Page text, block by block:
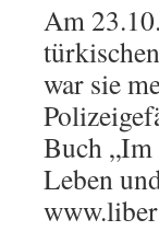
Am
war sie
Buch „Im
Leben